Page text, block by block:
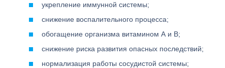
укрепление иммунной системы;
снижение воспалительного процесса;
обогащение организма витамином А и В;
снижение риска развития опасных последствий;
нормализация работы сосудистой системы;